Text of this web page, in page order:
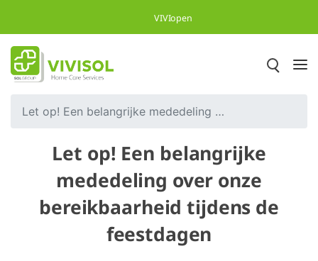
Overslaan en naar hoofdinhoud gaan
VIVIopen
Let op! Een belangrijke mededeling over onze bereikbaarheid tijdens de feestdagen
Let op! Een belangrijke
mededeling over onze
bereikbaarheid tijdens de
feestdagen